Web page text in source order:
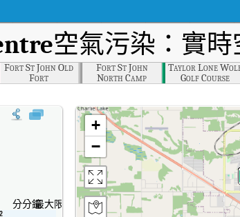
空氣污染：實時
Fort St John Old
Fort
Fort St John
North Camp
Taylor Lone
Golf Course
Centre實時空氣質量指數（AQI）。
分分鐘最大限度
+
−